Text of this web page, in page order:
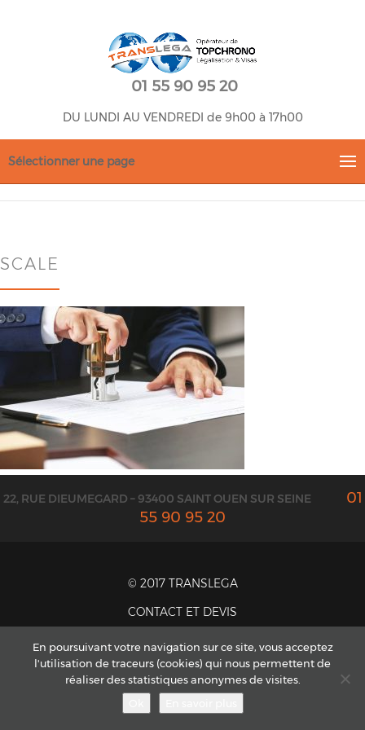
01 55 90 95 20
DU LUNDI AU VENDREDI de 9h00 à 17h00
Sélectionner une page
SCALE
22, RUE DIEUMEGARD – 93400 SAINT OUEN SUR SEINE
01
55 90 95 20
© 2017 TRANSLEGA
CONTACT ET DEVIS
MENTIONS LÉGALES
CGV
PLAN DU SITE
En poursuivant votre navigation sur ce site, vous acceptez
l'utilisation de traceurs (cookies) qui nous permettent de
réaliser des statistiques anonymes de visites.